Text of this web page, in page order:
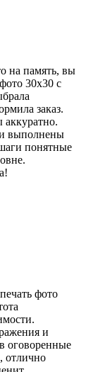
на память, вы
30х30 с
заказ.
выполнены
понятные
фото
и
оговоренные
отлично